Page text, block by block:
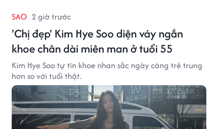
SAO 2 giờ trước
'Chị đẹp' Kim Hye Soo diện váy ngắn
khoe chân dài miên man ở tuổi 55
Kim Hye Soo tự tin khoe nhan sắc ngày càng trẻ trung
hơn so với tuổi thật.